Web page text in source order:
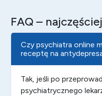
FAQ –
Czy psychiatra online
receptę na
Tak, jeśli po
psychiatrycznego